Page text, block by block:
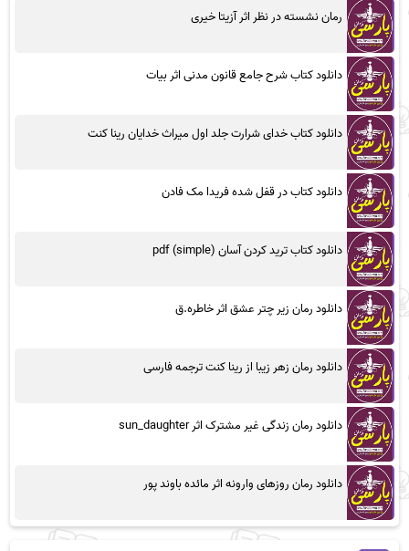
رمان نشسته در نظر اثر آزیتا خیری
دانلود کتاب شرح جامع قانون مدنی اثر بیات
دانلود کتاب خدای شرارت جلد اول میراث خدایان رینا کنت
دانلود کتاب در قفل شده فریدا مک فادن
دانلود کتاب ترید کردن آسان (simple) pdf
دانلود رمان زیر چتر عشق اثر خاطره.ق
دانلود رمان زهر زیبا از رینا کنت ترجمه فارسی
دانلود رمان زندگی غیر مشترک اثر sun_daughter
دانلود رمان روزهای وارونه اثر مائده باوند پور